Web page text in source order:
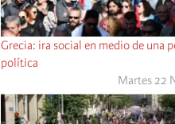
Grecia: ira social en medio de una
política
Martes 22